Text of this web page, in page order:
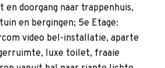
doorgang naar trappenhuis,
en bergingen; 5e Etage:
video bel-installatie, aparte
luxe toilet, fraaie